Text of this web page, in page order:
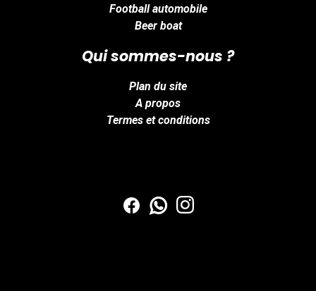
Football automobile
Beer boat
Qui sommes-nous ?
Plan du site
A propos
Termes et conditions